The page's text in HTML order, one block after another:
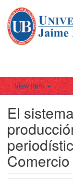
View Item
El
Comercio